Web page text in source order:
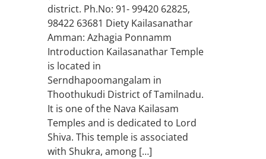
district. Ph.No: 91- 99420 62825,
98422 63681 Diety Kailasanathar
Amman: Azhagia Ponnamm
Introduction Kailasanathar Temple
is located in
Serndhapoomangalam in
Thoothukudi District of Tamilnadu.
It is one of the Nava Kailasam
Temples and is dedicated to Lord
Shiva. This temple is associated
with Shukra, among […]